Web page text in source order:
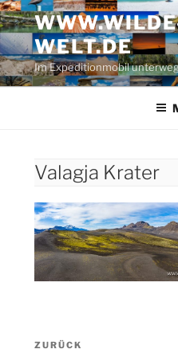
Zum
Inhalt
springenWELT.DE
Im Expeditionmobil
Valagja Krater
Vorheriger
ZURÜCK